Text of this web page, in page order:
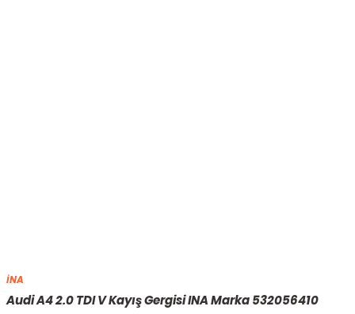
İNA
Audi A4 2.0 TDI V Kayış Gergisi INA Marka 532056410